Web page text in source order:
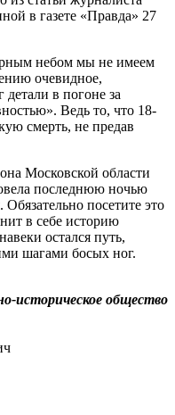
в газете «Правда» 27
небом мы не имеем
очевидное,
в погоне за
Ведь то, что 18-
смерть, не предав
Московской области
последнюю ночью
посетите это
в себе историю
остался путь,
шагами босых ног.
историческое общество